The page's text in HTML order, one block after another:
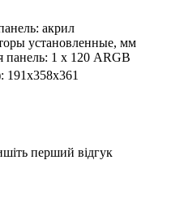
акрил
установленные, мм
панель: 1 х 120 ARGB
перший відгук